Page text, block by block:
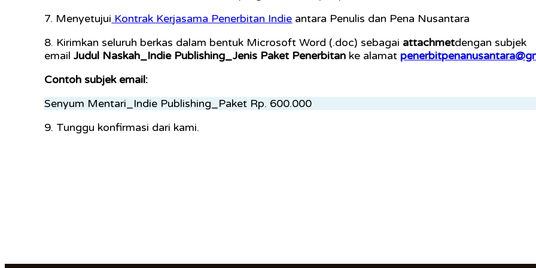
7. Menyetujui Kontrak Kerjasama Penerbitan Indie antara Penulis dan Pena Nusantara
8. Kirimkan seluruh berkas dalam bentuk Microsoft Word (.doc) sebagai attachmetdengan subjek
emailJudul Naskah_Indie Publishing_Jenis Paket Penerbitan ke alamat
Contoh subjek email:
Senyum Mentari_Indie Publishing_Paket Rp. 600.000
9. Tunggu konfirmasi dari kami.